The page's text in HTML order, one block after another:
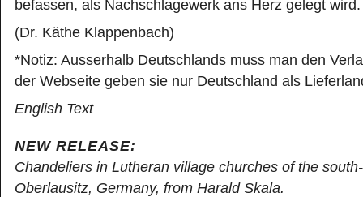
befassen, als Nachschlagewerk ans Herz gelegt wird.
(Dr. Käthe Klappenbach)
*Notiz: Ausserhalb Deutschlands muss man den
der Webseite geben sie nur Deutschland als
English Text
NEW RELEASE:
Chandeliers in Lutheran village churches of the
Oberlausitz, Germany, from Harald Skala.